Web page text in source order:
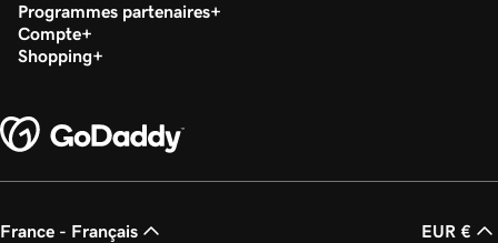
Programmes partenaires
Compte
Shopping
France - Français EUR €